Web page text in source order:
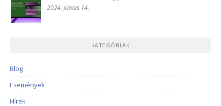
2024. június 14.
KATEGÓRIÁK
Blog
Események
Hírek